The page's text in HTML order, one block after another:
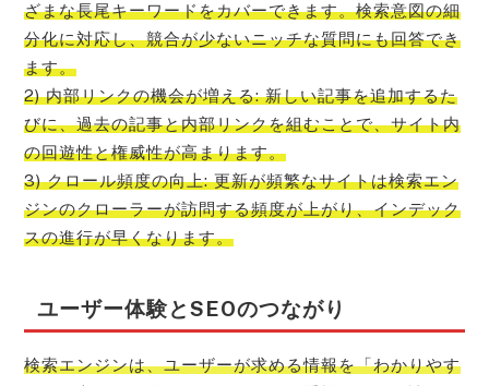
ざまな長尾キーワードをカバーできます。検索意図の細
分化に対応し、競合が少ないニッチな質問にも回答でき
ます。
2) 内部リンクの機会が増える: 新しい記事を追加するた
びに、過去の記事と内部リンクを組むことで、サイト内
の回遊性と権威性が高まります。
3) クロール頻度の向上: 更新が頻繁なサイトは検索エン
ジンのクローラーが訪問する頻度が上がり、インデック
スの進行が早くなります。
ユーザー体験とSEOのつながり
検索エンジンは、ユーザーが求める情報を「わかりやす